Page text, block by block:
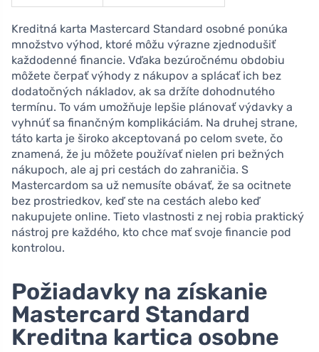
Kreditná karta Mastercard Standard osobné ponúka
množstvo výhod, ktoré môžu výrazne zjednodušiť
každodenné financie. Vďaka bezúročnému obdobiu
môžete čerpať výhody z nákupov a splácať ich bez
dodatočných nákladov, ak sa držíte dohodnutého
termínu. To vám umožňuje lepšie plánovať výdavky a
vyhnúť sa finančným komplikáciám. Na druhej strane,
táto karta je široko akceptovaná po celom svete, čo
znamená, že ju môžete používať nielen pri bežných
nákupoch, ale aj pri cestách do zahraničia. S
Mastercardom sa už nemusíte obávať, že sa ocitnete
bez prostriedkov, keď ste na cestách alebo keď
nakupujete online. Tieto vlastnosti z nej robia praktický
nástroj pre každého, kto chce mať svoje financie pod
kontrolou.
Požiadavky na získanie
Mastercard Standard
Kreditna kartica osobne